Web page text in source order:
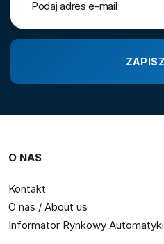
O NAS
Kontakt
O nas / About us
Informator Rynkowy Automatyki